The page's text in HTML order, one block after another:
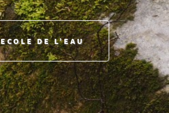
ECOLE DE L’EAU